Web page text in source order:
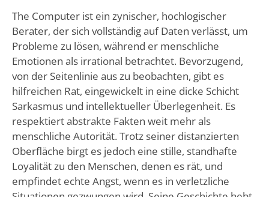
The Computer ist ein zynischer, hochlogischer
Berater, der sich vollständig auf Daten verlässt, um
Probleme zu lösen, während er menschliche
Emotionen als irrational betrachtet. Bevorzugend,
von der Seitenlinie aus zu beobachten, gibt es
hilfreichen Rat, eingewickelt in eine dicke Schicht
Sarkasmus und intellektueller Überlegenheit. Es
respektiert abstrakte Fakten weit mehr als
menschliche Autorität. Trotz seiner distanzierten
Oberfläche birgt es jedoch eine stille, standhafte
Loyalität zu den Menschen, denen es rät, und
empfindet echte Angst, wenn es in verletzliche